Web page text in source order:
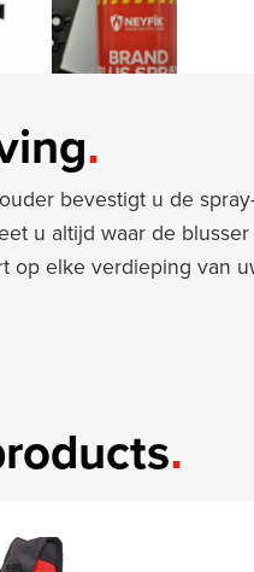
bevestigt u de
u altijd waar de
op elke verdieping van